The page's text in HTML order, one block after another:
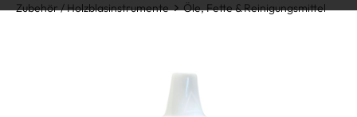
Zubehör / Holzblasinstrumente
Öle, Fette & Reinigungsmittel